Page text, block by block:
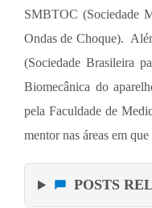
SMBTOC (Sociedade
Ondas de Choque).
(Sociedade Brasileira
Biomecânica do
pela Faculdade de
mentor nas áreas em
POSTS